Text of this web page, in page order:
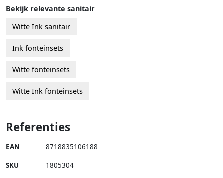
Bekijk relevante sanitair
Witte Ink sanitair
Ink fonteinsets
Witte fonteinsets
Witte Ink fonteinsets
Referenties
EAN 8718835106188
SKU 1805304